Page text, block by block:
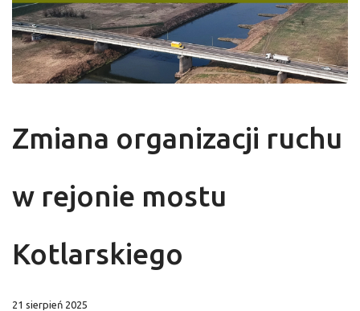
Zmiana organizacji ruchu
w rejonie mostu
Kotlarskiego
21 sierpień 2025